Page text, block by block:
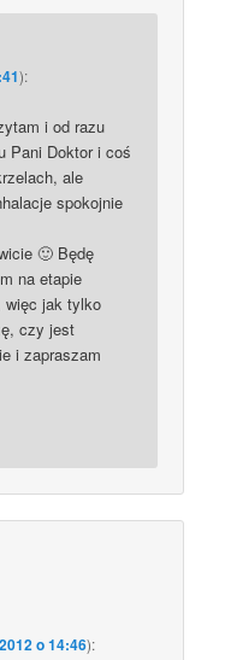
):
i od razu
Pani Doktor i coś
ale
spokojnie
🙂 Będę
na etapie
więc jak tylko
czy jest
i zapraszam
o 14:46):